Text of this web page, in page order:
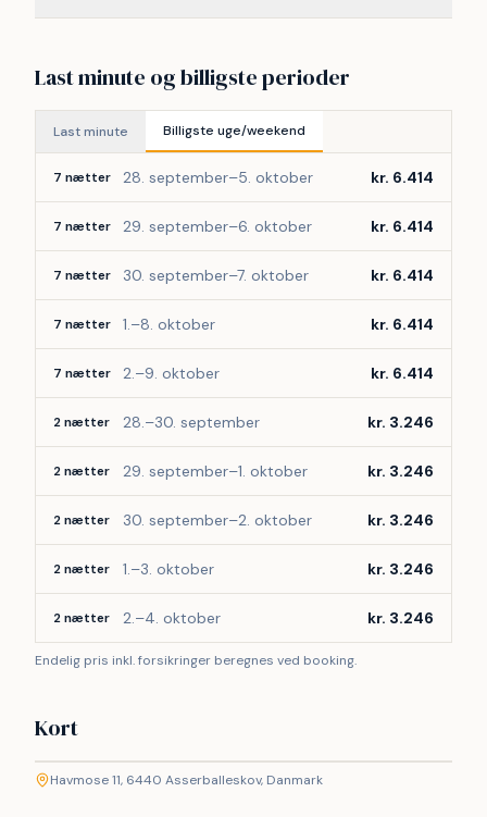
Last minute og billigste perioder
Last minute Billigste uge/weekend
7 nætter 28. september–5. oktober kr. 6.414
7 nætter 29. september–6. oktober kr. 6.414
7 nætter 30. september–7. oktober kr. 6.414
7 nætter 1.–8. oktober kr. 6.414
7 nætter 2.–9. oktober kr. 6.414
2 nætter 28.–30. september kr. 3.246
2 nætter 29. september–1. oktober kr. 3.246
2 nætter 30. september–2. oktober kr. 3.246
2 nætter 1.–3. oktober kr. 3.246
2 nætter 2.–4. oktober kr. 3.246
Endelig pris inkl. forsikringer beregnes ved booking.
Kort
+
Havmose 11, 6440 Asserballeskov, Danmark